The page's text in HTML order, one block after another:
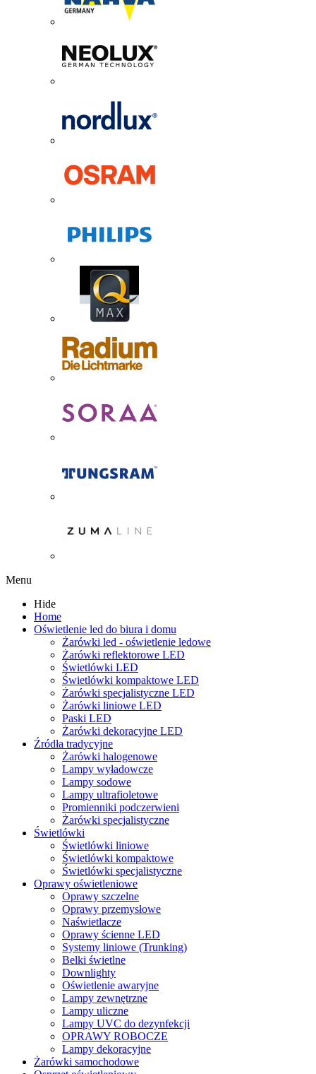
Menu
Hide
Home
Oświetlenie led do biura i domu
Żarówki led - oświetlenie ledowe
Żarówki reflektorowe LED
Świetlówki LED
Świetlówki kompaktowe LED
Żarówki specjalistyczne LED
Żarówki liniowe LED
Paski LED
Żarówki dekoracyjne LED
Źródła tradycyjne
Żarówki halogenowe
Lampy wyładowcze
Lampy sodowe
Lampy ultrafioletowe
Promienniki podczerwieni
Żarówki specjalistyczne
Świetlówki
Świetlówki liniowe
Świetlówki kompaktowe
Świetlówki specjalistyczne
Oprawy oświetleniowe
Oprawy szczelne
Oprawy przemysłowe
Naświetlacze
Oprawy ścienne LED
Systemy liniowe (Trunking)
Belki świetlne
Downlighty
Oświetlenie awaryjne
Lampy zewnętrzne
Lampy uliczne
Lampy UVC do dezynfekcji
OPRAWY ROBOCZE
Lampy dekoracyjne
Żarówki samochodowe